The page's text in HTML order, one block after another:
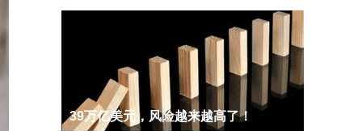
39万亿美元，风险越来越高了！